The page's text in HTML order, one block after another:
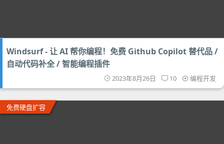
Windsurf - 让 AI 帮你编程！免费 Github Copilot 替代品 /
自动代码补全 / 智能编程插件
2023年8月26日 10 编程开发
免费硬盘扩容